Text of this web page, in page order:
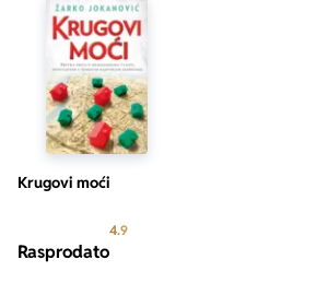
aboutPage.sr-only.custom-youtube-play-icon
Krugovi moći
4.9Prosecna ocena je 4.9 od 5
Rasprodato